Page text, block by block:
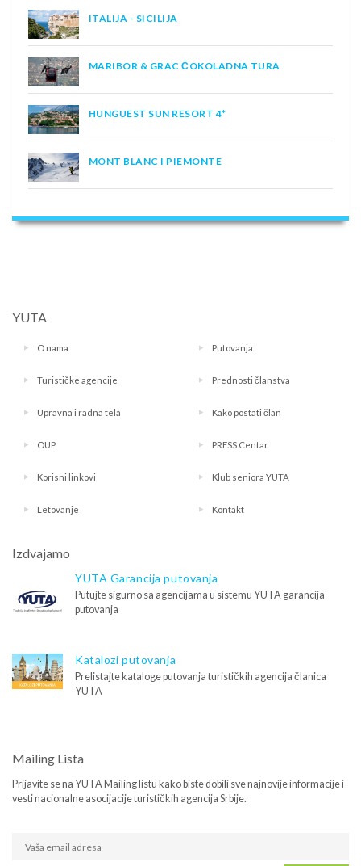
ITALIJA - SICILIJA
MARIBOR & GRAC ČOKOLADNA TURA
HUNGUEST SUN RESORT 4*
MONT BLANC I PIEMONTE
YUTA
O nama Putovanja
Turističke agencije Prednosti članstva
Upravna i radna tela Kako postati član
OUP PRESS Centar
Korisni linkovi Klub seniora YUTA
Letovanje Kontakt
Izdvajamo
YUTA Garancija putovanja
Putujte sigurno sa agencijama u sistemu YUTA garancija
putovanja
Katalozi putovanja
Prelistajte kataloge putovanja turističkih agencija članica
YUTA
Mailing Lista
Prijavite se na YUTA Mailing listu kako biste dobili sve najnovije informacije i
vesti nacionalne asocijacije turističkih agencija Srbije.